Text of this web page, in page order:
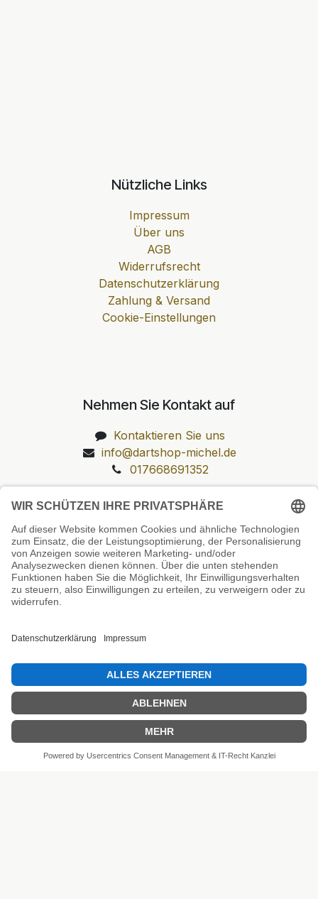
Nützliche Links
Impressum
Über uns
AGB
Widerrufsrecht
Datenschutzerklärung
Zahlung & Versand
Cookie-Einstellungen
Nehmen Sie Kontakt auf
Kontaktieren Sie uns
info@dartshop-michel.de
017668691352
Unsere Prüfsiegel